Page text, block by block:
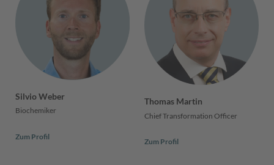
Silvio Weber
Biochemiker
Zum Profil
Thomas Martin
Chief Transformation Officer
Zum Profil